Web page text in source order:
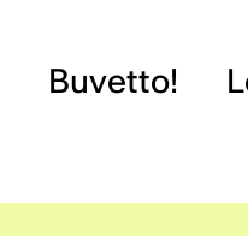
Buvetto!